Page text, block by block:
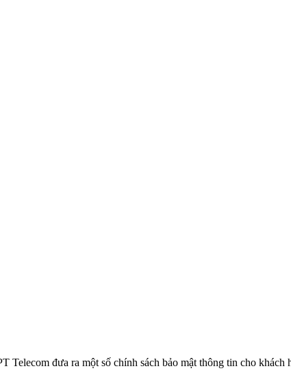
Telecom đưa ra một số chính sách bảo mật thông tin cho